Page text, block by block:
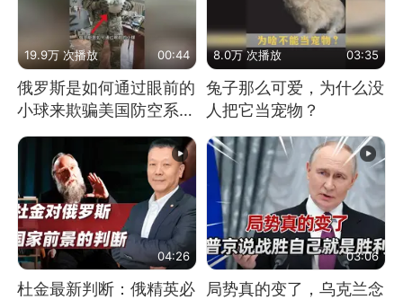
19.9万 次播放 00:44
俄罗斯是如何通过眼前的
小球来欺骗美国防空系统
的
8.0万 次播放 03:35
兔子那么可爱，为什么没
人把它当宠物？
04:26
杜金最新判断：俄精英必
03:06
局势真的变了，乌克兰念